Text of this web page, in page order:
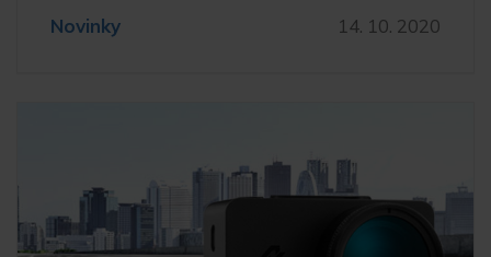
Novinky 14. 10. 2020